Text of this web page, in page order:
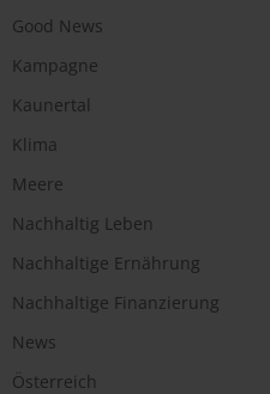
Good News
Kampagne
Kaunertal
Klima
Meere
Nachhaltig Leben
Nachhaltige Ernährung
Nachhaltige Finanzierung
News
Österreich